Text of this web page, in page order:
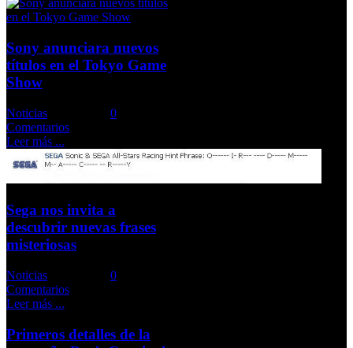
Sony anunciara nuevos
títulos en el Tokyo Game
Show
Noticias
0
Comentarios
Leer más ...
Sega nos invita a
descubrir nuevas frases
misteriosas
Noticias
0
Comentarios
Leer más ...
Primeros detalles de la